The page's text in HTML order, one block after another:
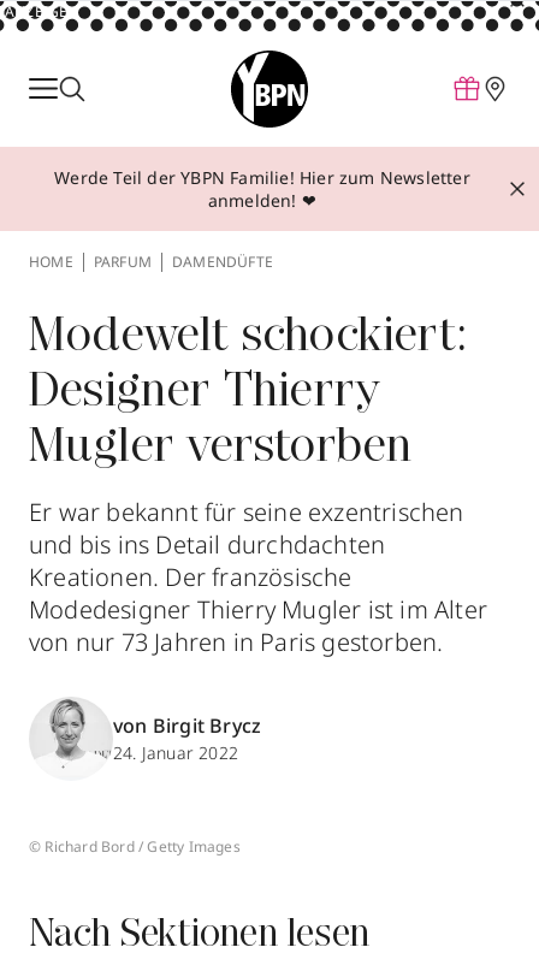
ANZEIGE
Parfum
Make-up
Behandlungen
Über YBPN
Aktionen
Storefinder
Werde Teil der YBPN Familie! Hier zum Newsletter
anmelden! ❤
HOME PARFUM DAMENDÜFTE
Modewelt schockiert:
Designer Thierry
Mugler verstorben
Er war bekannt für seine exzentrischen
und bis ins Detail durchdachten
Kreationen. Der französische
Modedesigner Thierry Mugler ist im Alter
von nur 73 Jahren in Paris gestorben.
von Birgit Brycz
24. Januar 2022
© Richard Bord / Getty Images
Nach Sektionen lesen